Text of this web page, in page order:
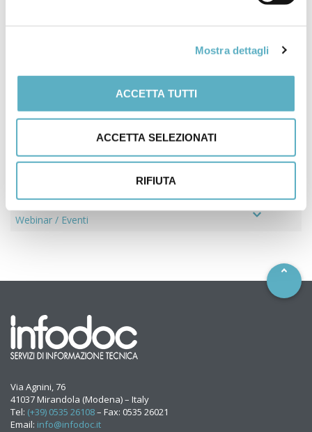
Mostra dettagli
ACCETTA TUTTI
ACCETTA SELEZIONATI
RIFIUTA
Search
for
NEWS
Webinar / Eventi
Via Agnini, 76
41037 Mirandola (Modena) – Italy
Tel: (+39) 0535 26108– Fax: 0535 26021
Email: info@infodoc.it